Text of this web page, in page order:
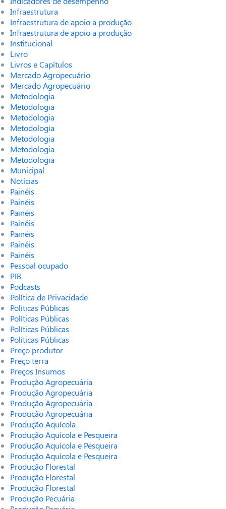
Infraestrutura
Infraestrutura de apoio a produção
Infraestrutura de apoio a produção
Institucional
Livro
Livros e Capítulos
Mercado Agropecuário
Mercado Agropecuário
Metodologia
Metodologia
Metodologia
Metodologia
Metodologia
Metodologia
Metodologia
Municipal
Notícias
Painéis
Painéis
Painéis
Painéis
Painéis
Painéis
Painéis
Pessoal ocupado
PIB
Podcasts
Política de Privacidade
Políticas Públicas
Políticas Públicas
Políticas Públicas
Políticas Públicas
Preço produtor
Preço terra
Preços Insumos
Produção Agropecuária
Produção Agropecuária
Produção Agropecuária
Produção Agropecuária
Produção Aquícola
Produção Aquícola e Pesqueira
Produção Aquícola e Pesqueira
Produção Aquícola e Pesqueira
Produção Florestal
Produção Florestal
Produção Florestal
Produção Pecuária